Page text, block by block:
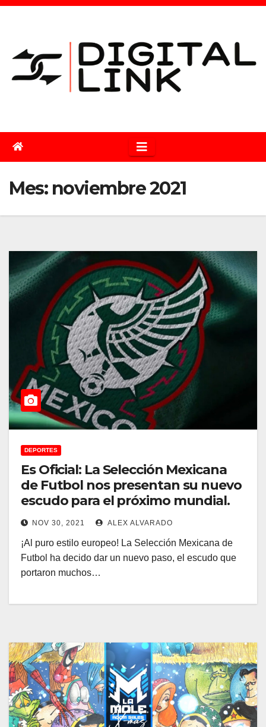
Saltar
Mes: noviembre 2021
DEPORTES
Es Oficial: La Selección Mexicana
de Futbol nos presentan su nuevo
escudo para el próximo mundial.
NOV 30, 2021 ALEX ALVARADO
¡Al puro estilo europeo! La Selección Mexicana de
Futbol ha decido dar un nuevo paso, el escudo que
portaron muchos…